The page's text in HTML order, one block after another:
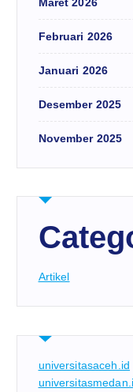
Februari 2026
Januari 2026
Desember 2025
November 2025
Artikel
universitasaceh.id